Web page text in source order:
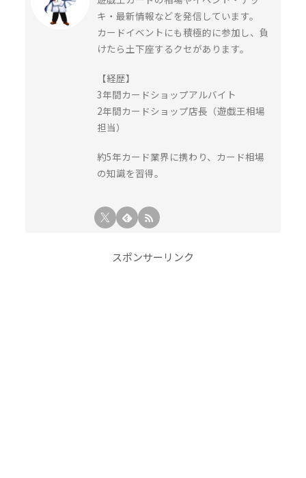
キ・最新情報などを発信しています。
カードイベントにも積極的に参加し、負
けたら土下座するクセがあります。
【経歴】
3年間カードショップアルバイト
2年間カードショップ店長（遊戯王相場
担当）
約5年カード業界に携わり、カード相場
の知識を習得。
スポンサーリンク